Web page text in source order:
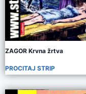
ZAGOR Krvna žrtva
PROCITAJ STRIP